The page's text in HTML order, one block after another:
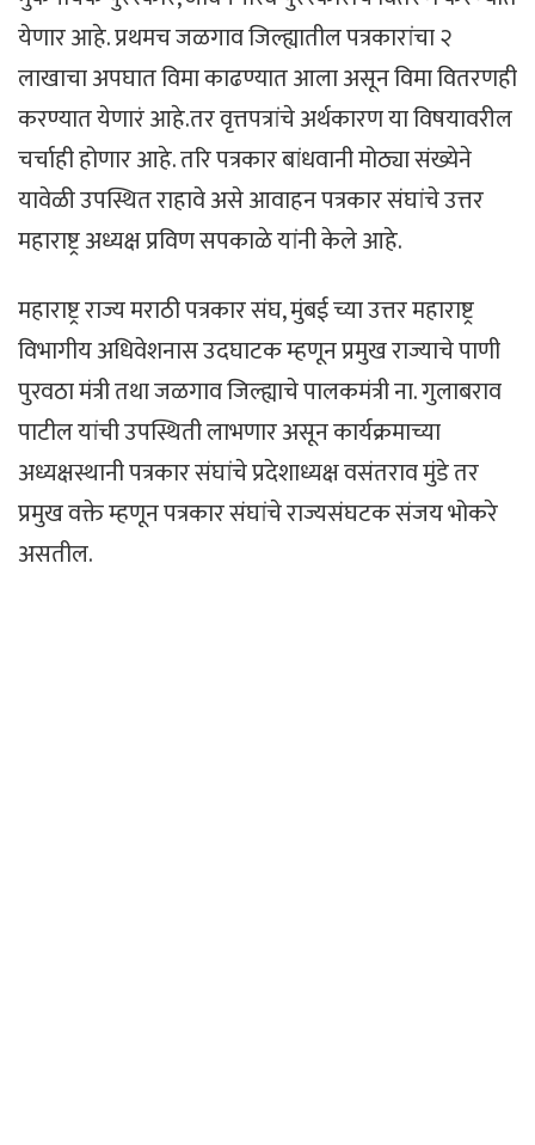
येणार आहे. प्रथमच जळगाव जिल्ह्यातील पत्रकारांचा २
लाखाचा अपघात विमा काढण्यात आला असून विमा वितरणही
करण्यात येणारं आहे.तर वृत्तपत्रांचे अर्थकारण या विषयावरील
चर्चाही होणार आहे. तरि पत्रकार बांधवानी मोठ्या संख्येने
यावेळी उपस्थित राहावे असे आवाहन पत्रकार संघांचे उत्तर
महाराष्ट्र अध्यक्ष प्रविण सपकाळे यांनी केले आहे.
महाराष्ट्र राज्य मराठी पत्रकार संघ, मुंबई च्या उत्तर महाराष्ट्र
विभागीय अधिवेशनास उदघाटक म्हणून प्रमुख राज्याचे पाणी
पुरवठा मंत्री तथा जळगाव जिल्ह्याचे पालकमंत्री ना. गुलाबराव
पाटील यांची उपस्थिती लाभणार असून कार्यक्रमाच्या
अध्यक्षस्थानी पत्रकार संघांचे प्रदेशाध्यक्ष वसंतराव मुंडे तर
प्रमुख वक्ते म्हणून पत्रकार संघांचे राज्यसंघटक संजय भोकरे
असतील.